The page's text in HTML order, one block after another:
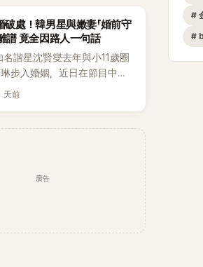
起韓網討論。
處！韓男星與嫩妻「婚前守
譜 竟全因路人一句話
諧星沈賢燮去年與小11歲圈
步入婚姻，近日在節目中分
愛故事，笑稱兩人原本想享
前
廣告
#
#